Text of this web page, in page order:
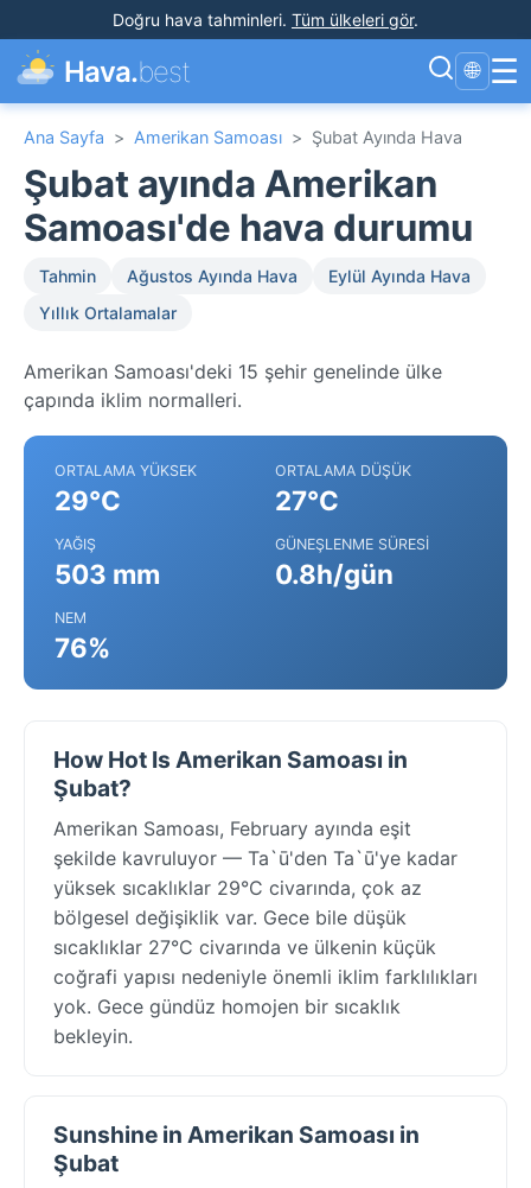
Doğru hava tahminleri. Tüm ülkeleri gör.
Hava.best 🌐 ☰
Ana Sayfa > Amerikan Samoası > Şubat Ayında Hava
Şubat ayında Amerikan
Samoası'de hava durumu
Tahmin Ağustos Ayında Hava
Eylül Ayında Hava
Yıllık Ortalamalar
Amerikan Samoası'deki 15 şehir genelinde ülke
çapında iklim normalleri.
ORTALAMA YÜKSEK
29°C
ORTALAMA DÜŞÜK
27°C
YAĞIŞ
503 mm
GÜNEŞLENME SÜRESI
0.8h/gün
NEM
76%
How Hot Is Amerikan Samoası in
Şubat?
Amerikan Samoası, February ayında eşit
şekilde kavruluyor — Ta`ū'den Ta`ū'ye kadar
yüksek sıcaklıklar 29°C civarında, çok az
bölgesel değişiklik var. Gece bile düşük
sıcaklıklar 27°C civarında ve ülkenin küçük
coğrafi yapısı nedeniyle önemli iklim farklılıkları
yok. Gece gündüz homojen bir sıcaklık
bekleyin.
Sunshine in Amerikan Samoası in
Şubat